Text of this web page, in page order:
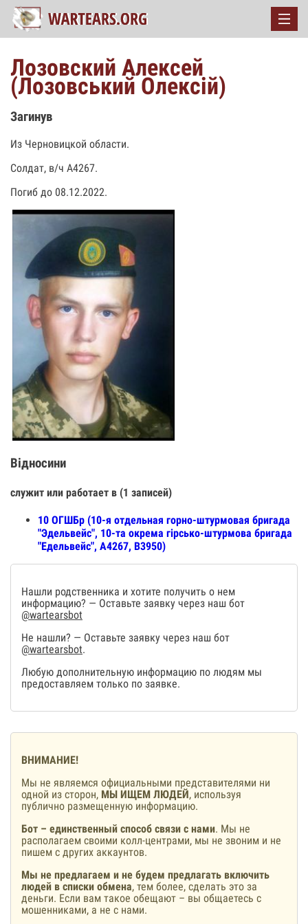
Лозовский Алексей
(Лозовський Олексій)
Загинув
Из Черновицкой области.
Солдат, в/ч А4267.
Погиб до 08.12.2022.
Відносини
служит или работает в (1 записей)
10 ОГШБр (10-я отдельная горно-штурмовая бригада
"Эдельвейс", 10-та окрема гірсько-штурмова бригада
"Едельвейс", А4267, В3950)
Нашли родственника и хотите получить о нем
информацию? — Оставьте заявку через наш бот
@wartearsbot
Не нашли? — Оставьте заявку через наш бот
@wartearsbot.
Любую дополнительную информацию по людям мы
предоставляем только по заявке.
ВНИМАНИЕ!
Мы не являемся официальными представителями ни
одной из сторон, МЫ ИЩЕМ ЛЮДЕЙ, используя
публично размещенную информацию.
Бот – единственный способ связи с нами. Мы не
располагаем своими колл-центрами, мы не звоним и не
пишем с других аккаунтов.
Мы не предлагаем и не будем предлагать включить
людей в списки обмена, тем более, сделать это за
деньги. Если вам такое обещают – вы общаетесь с
мошенниками, а не с нами.